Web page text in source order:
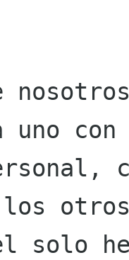
uno con
los
solo